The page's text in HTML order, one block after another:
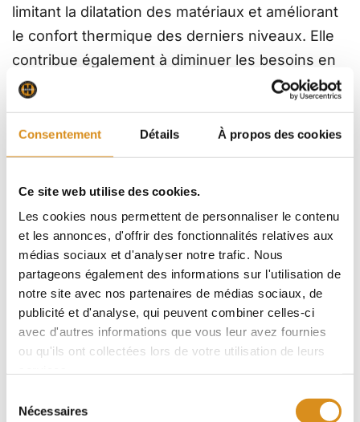
Consentement Détails À propos des cookies
Ce site web utilise des cookies.
Les cookies nous permettent de personnaliser le contenu
et les annonces, d'offrir des fonctionnalités relatives aux
médias sociaux et d'analyser notre trafic. Nous
partageons également des informations sur l'utilisation de
notre site avec nos partenaires de médias sociaux, de
publicité et d'analyse, qui peuvent combiner celles-ci
avec d'autres informations que vous leur avez fournies
ou qu'ils ont collectées lors de votre utilisation de leurs
Nécessaires
limitant la dilatation des matériaux et améliorant
le confort thermique des derniers niveaux. Elle
contribue également à diminuer les besoins en
climatisation, générant des économies d’énergie
îlots de chaleur urbains.
conserve les avantages d’un système
autoprotégé : mise en œuvre rapide, faible
maintenance, coût maîtrisé et compatibilité avec
les toitures techniques.
Mise en œuvre sur bac acier et autres
supports
mécanique . Les membranes autoprotégées